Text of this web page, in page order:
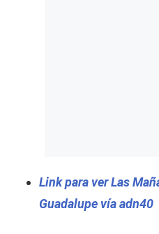
Link para ver Las
Guadalupe vía adn40